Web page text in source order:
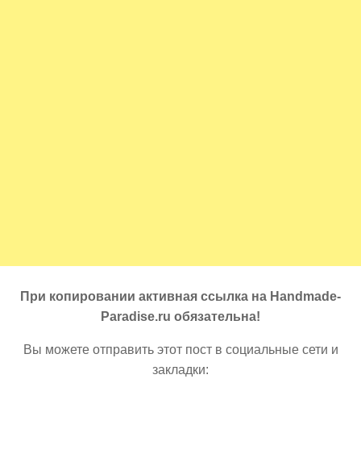
При копировании активная ссылка на Handmade-
Paradise.ru обязательна!
Вы можете отправить этот пост в социальные сети и
закладки: